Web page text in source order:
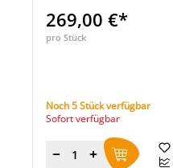
269,00 €*
pro Stück
Noch 5 Stück verfügbar
Sofort verfügbar
Menge